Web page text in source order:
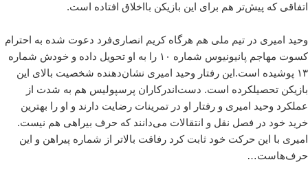
اتفاقی که پیش‌تر هم برای این بازیکن بااخلاق افتاده است.
وحید امیری در تیم ملی هم هرگاه کریم انصاری‌فرد دعوت شده به احترام
کسوت مهاجم پانیونیوس شماره ۱۰ را به او تحویل داده و خودش شماره
۱۳ پوشیده است.این رفتار وحید امیری نشان‌دهنده شخصیت بالای این
بازیکن تحصیلکرده است. دست‌اندرکاران پرسپولیس هم به شدت از
عملکرد وحید امیری و رفتار او در تمرینات رضایت دارند و او را بهترین
خرید خود در فصل نقل و انتقالات می‌دانند که حرف بیراهی هم نیست.
امیری با این حرکت خود ثابت کرد رفاقت بالاتر از شماره پیراهن و این
حرف‌هاست…